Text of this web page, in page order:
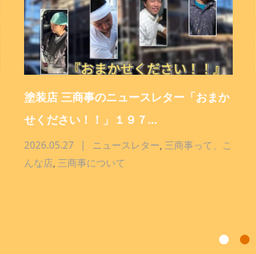
塗装店 三商事のニュースレター「おまか
せください！！」１９７...
2026.05.27 ニュースレター, 三商事って、こ
んな店, 三商事について